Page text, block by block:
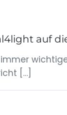
auf
[…]